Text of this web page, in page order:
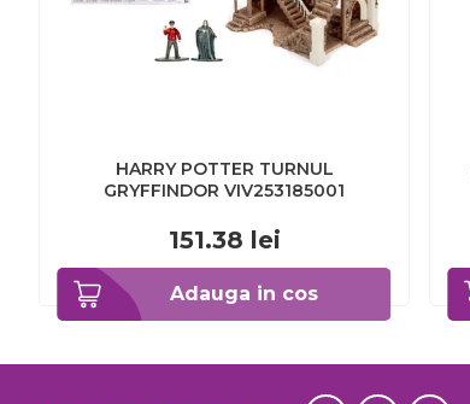
Adauga in cos
HARRY POTTER TURNUL
GRYFFINDOR VIV253185001
151.38 lei